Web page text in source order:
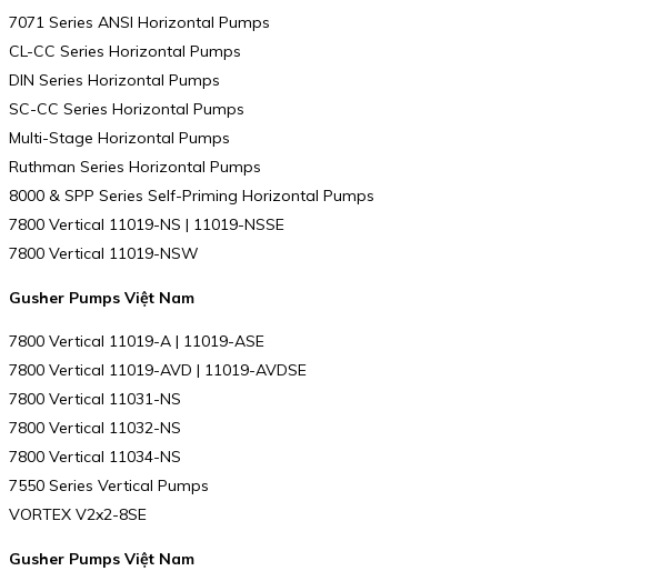
7071 Series ANSI Horizontal Pumps
CL-CC Series Horizontal Pumps
DIN Series Horizontal Pumps
SC-CC Series Horizontal Pumps
Multi-Stage Horizontal Pumps
Ruthman Series Horizontal Pumps
8000 & SPP Series Self-Priming Horizontal Pumps
7800 Vertical 11019-NS | 11019-NSSE
7800 Vertical 11019-NSW
Gusher Pumps Việt Nam
7800 Vertical 11019-A | 11019-ASE
7800 Vertical 11019-AVD | 11019-AVDSE
7800 Vertical 11031-NS
7800 Vertical 11032-NS
7800 Vertical 11034-NS
7550 Series Vertical Pumps
VORTEX V2x2-8SE
Gusher Pumps Việt Nam